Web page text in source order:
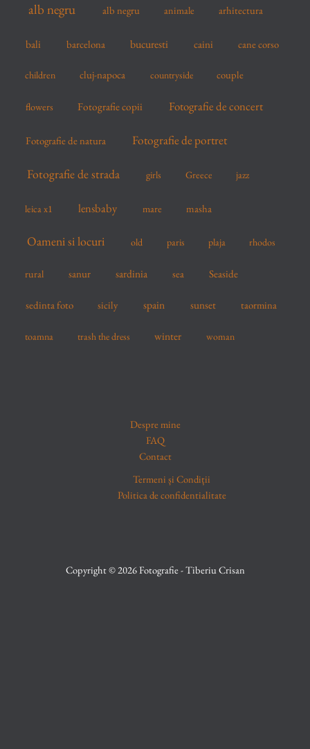
alb negru alb negru animale arhitectura
bali barcelona bucuresti caini cane corso
children cluj-napoca countryside couple
flowers Fotografie copii Fotografie de concert
Fotografie de natura Fotografie de portret
Fotografie de strada girls Greece jazz
leica x1 lensbaby mare masha
Oameni si locuri old paris plaja rhodos
rural sanur sardinia sea Seaside
sedinta foto sicily spain sunset taormina
toamna trash the dress winter woman
Despre mine
FAQ
Contact
Termeni și Condiții
Politica de confidentialitate
Copyright © 2026 Fotografie - Tiberiu Crisan